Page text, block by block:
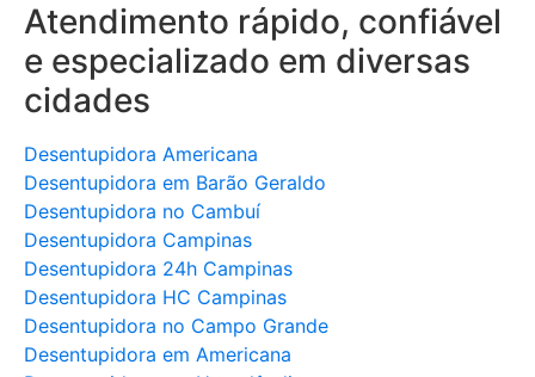
Atendimento rápido, confiável
e especializado em diversas
cidades
Desentupidora Americana
Desentupidora em Barão Geraldo
Desentupidora no Cambuí
Desentupidora Campinas
Desentupidora 24h Campinas
Desentupidora HC Campinas
Desentupidora no Campo Grande
Desentupidora em Americana